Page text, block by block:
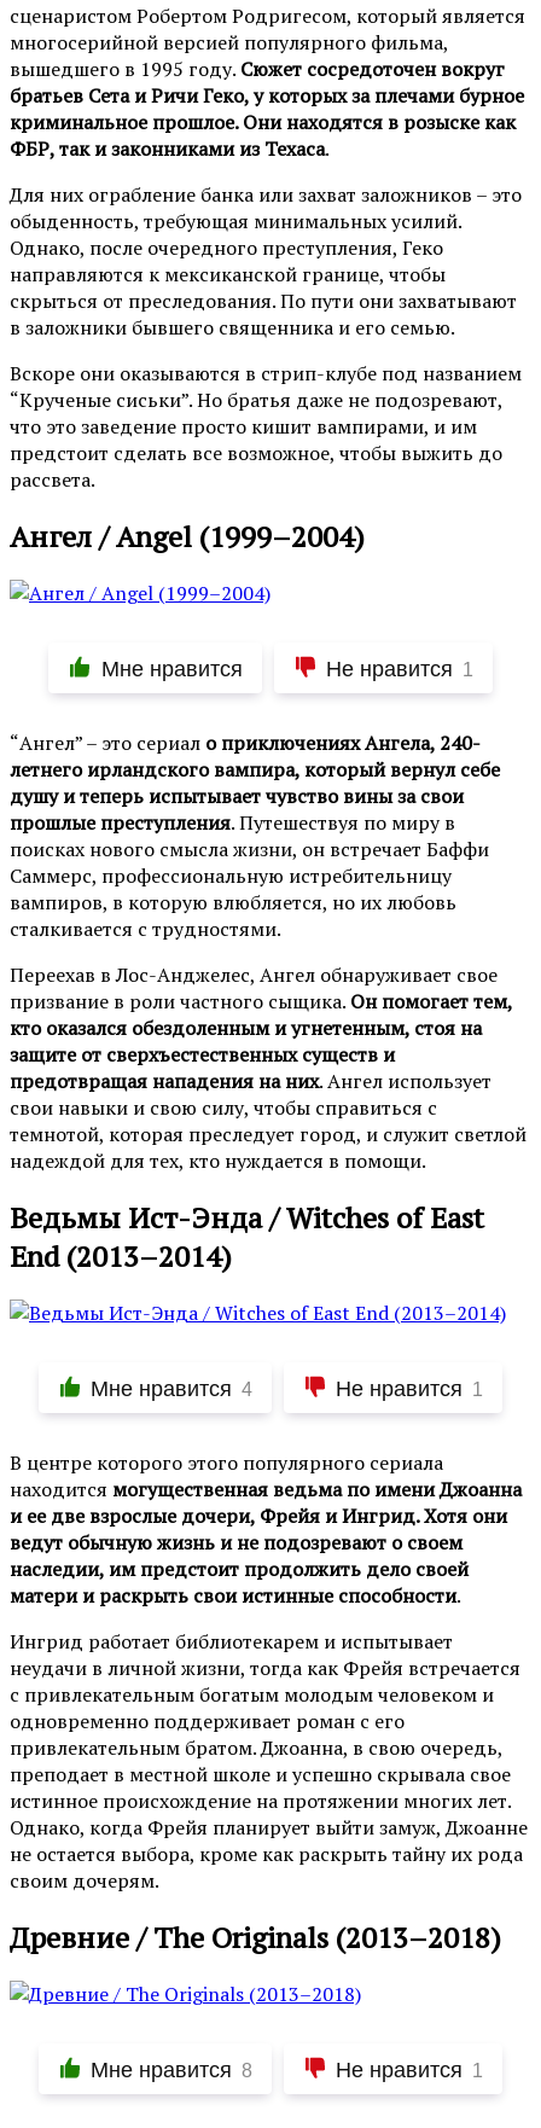
сценаристом Робертом Родригесом, который является
многосерийной версией популярного фильма,
вышедшего в 1995 году. Сюжет сосредоточен вокруг
братьев Сета и Ричи Геко, у которых за плечами бурное
криминальное прошлое. Они находятся в розыске как
ФБР, так и законниками из Техаса.
Для них ограбление банка или захват заложников – это
обыденность, требующая минимальных усилий.
Однако, после очередного преступления, Геко
направляются к мексиканской границе, чтобы
скрыться от преследования. По пути они захватывают
в заложники бывшего священника и его семью.
Вскоре они оказываются в стрип-клубе под названием
“Крученые сиськи”. Но братья даже не подозревают,
что это заведение просто кишит вампирами, и им
предстоит сделать все возможное, чтобы выжить до
рассвета.
Ангел / Angel (1999–2004)
Мне нравится Не нравится 1
“Ангел” – это сериал о приключениях Ангела, 240-
летнего ирландского вампира, который вернул себе
душу и теперь испытывает чувство вины за свои
прошлые преступления. Путешествуя по миру в
поисках нового смысла жизни, он встречает Баффи
Саммерс, профессиональную истребительницу
вампиров, в которую влюбляется, но их любовь
сталкивается с трудностями.
Переехав в Лос-Анджелес, Ангел обнаруживает свое
призвание в роли частного сыщика. Он помогает тем,
кто оказался обездоленным и угнетенным, стоя на
защите от сверхъестественных существ и
предотвращая нападения на них. Ангел использует
свои навыки и свою силу, чтобы справиться с
темнотой, которая преследует город, и служит светлой
надеждой для тех, кто нуждается в помощи.
Ведьмы Ист-Энда / Witches of East
End (2013–2014)
Мне нравится 4 Не нравится 1
В центре которого этого популярного сериала
находится могущественная ведьма по имени Джоанна
и ее две взрослые дочери, Фрейя и Ингрид. Хотя они
ведут обычную жизнь и не подозревают о своем
наследии, им предстоит продолжить дело своей
матери и раскрыть свои истинные способности.
Ингрид работает библиотекарем и испытывает
неудачи в личной жизни, тогда как Фрейя встречается
с привлекательным богатым молодым человеком и
одновременно поддерживает роман с его
привлекательным братом. Джоанна, в свою очередь,
преподает в местной школе и успешно скрывала свое
истинное происхождение на протяжении многих лет.
Однако, когда Фрейя планирует выйти замуж, Джоанне
не остается выбора, кроме как раскрыть тайну их рода
своим дочерям.
Древние / The Originals (2013–2018)
Мне нравится 8 Не нравится 1